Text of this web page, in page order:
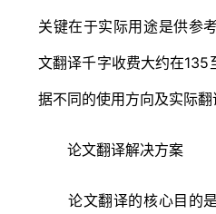
关键在于实际用途是供参
文翻译千字收费大约在
据不同的使用方向及实际翻
论文翻译解决方案
论文翻译的核心目的是